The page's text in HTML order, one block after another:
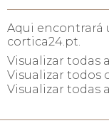
Aqui encontrará
cortica24.pt.
Visualizar todas
Visualizar todos
Visualizar todas